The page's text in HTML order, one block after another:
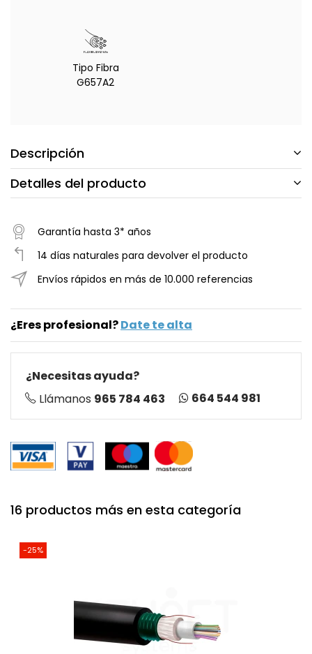
Tipo Fibra
G657A2
Descripción
Detalles del producto
Garantía hasta 3* años
14 días naturales para devolver el producto
Envíos rápidos en más de 10.000 referencias
¿Eres profesional?Date te alta
¿Necesitas ayuda?
Llámanos 965 784 463 664 544 981
16 productos más en esta categoría
-25%